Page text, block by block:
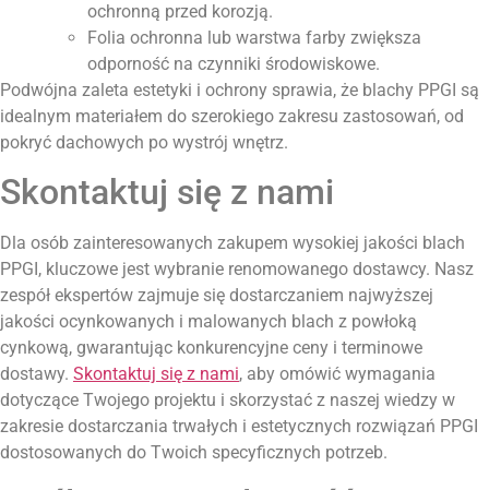
ochronną przed korozją.
Folia ochronna lub warstwa farby zwiększa
odporność na czynniki środowiskowe.
Podwójna zaleta estetyki i ochrony sprawia, że blachy PPGI są
idealnym materiałem do szerokiego zakresu zastosowań, od
pokryć dachowych po wystrój wnętrz.
Skontaktuj się z nami
Dla osób zainteresowanych zakupem wysokiej jakości blach
PPGI, kluczowe jest wybranie renomowanego dostawcy. Nasz
zespół ekspertów zajmuje się dostarczaniem najwyższej
jakości ocynkowanych i malowanych blach z powłoką
cynkową, gwarantując konkurencyjne ceny i terminowe
dostawy. Skontaktuj się z nami, aby omówić wymagania
dotyczące Twojego projektu i skorzystać z naszej wiedzy w
zakresie dostarczania trwałych i estetycznych rozwiązań PPGI
dostosowanych do Twoich specyficznych potrzeb.